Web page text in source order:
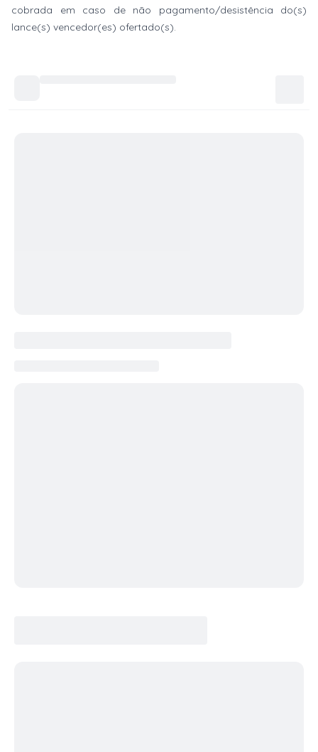
cobrada em caso de não pagamento/desistência do(s)
lance(s) vencedor(es) ofertado(s).